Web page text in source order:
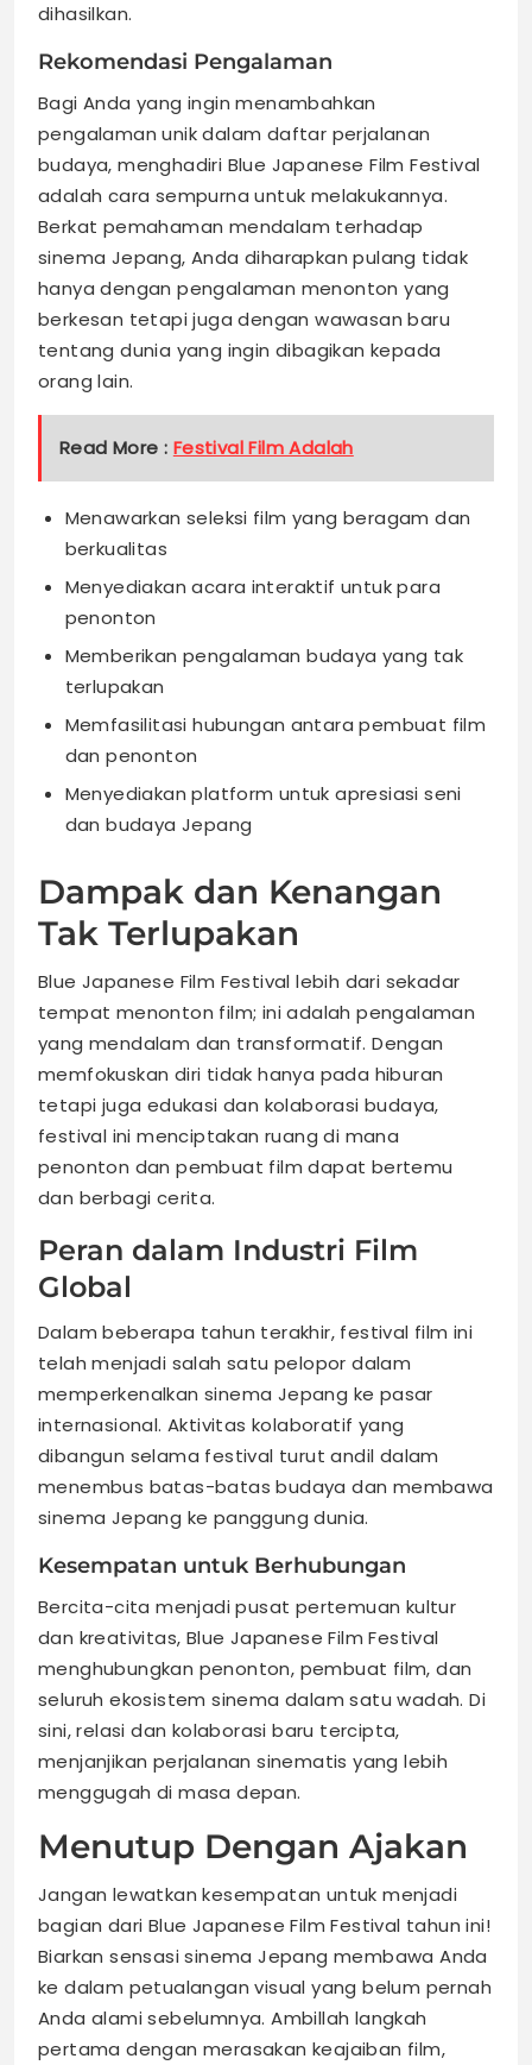
dihasilkan.
Rekomendasi Pengalaman
Bagi Anda yang ingin menambahkan
pengalaman unik dalam daftar perjalanan
budaya, menghadiri Blue Japanese Film Festival
adalah cara sempurna untuk melakukannya.
Berkat pemahaman mendalam terhadap
sinema Jepang, Anda diharapkan pulang tidak
hanya dengan pengalaman menonton yang
berkesan tetapi juga dengan wawasan baru
tentang dunia yang ingin dibagikan kepada
orang lain.
Read More : Festival Film Adalah
Menawarkan seleksi film yang beragam dan
berkualitas
Menyediakan acara interaktif untuk para
penonton
Memberikan pengalaman budaya yang tak
terlupakan
Memfasilitasi hubungan antara pembuat film
dan penonton
Menyediakan platform untuk apresiasi seni
dan budaya Jepang
Dampak dan Kenangan
Tak Terlupakan
Blue Japanese Film Festival lebih dari sekadar
tempat menonton film; ini adalah pengalaman
yang mendalam dan transformatif. Dengan
memfokuskan diri tidak hanya pada hiburan
tetapi juga edukasi dan kolaborasi budaya,
festival ini menciptakan ruang di mana
penonton dan pembuat film dapat bertemu
dan berbagi cerita.
Peran dalam Industri Film
Global
Dalam beberapa tahun terakhir, festival film ini
telah menjadi salah satu pelopor dalam
memperkenalkan sinema Jepang ke pasar
internasional. Aktivitas kolaboratif yang
dibangun selama festival turut andil dalam
menembus batas-batas budaya dan membawa
sinema Jepang ke panggung dunia.
Kesempatan untuk Berhubungan
Bercita-cita menjadi pusat pertemuan kultur
dan kreativitas, Blue Japanese Film Festival
menghubungkan penonton, pembuat film, dan
seluruh ekosistem sinema dalam satu wadah. Di
sini, relasi dan kolaborasi baru tercipta,
menjanjikan perjalanan sinematis yang lebih
menggugah di masa depan.
Menutup Dengan Ajakan
Jangan lewatkan kesempatan untuk menjadi
bagian dari Blue Japanese Film Festival tahun ini!
Biarkan sensasi sinema Jepang membawa Anda
ke dalam petualangan visual yang belum pernah
Anda alami sebelumnya. Ambillah langkah
pertama dengan merasakan keajaiban film,